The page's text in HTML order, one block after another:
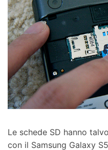
Le schede SD hanno
con il Samsung Galaxy